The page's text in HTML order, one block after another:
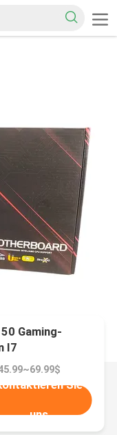
Gaming-
I7
Sie
uns